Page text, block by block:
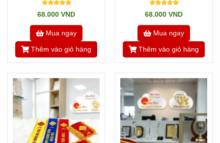
68.000 VND
Mua ngay
Thêm vào giỏ hàng
Thịnh Hành
68.000 VND
Mua ngay
Thêm vào giỏ hàng